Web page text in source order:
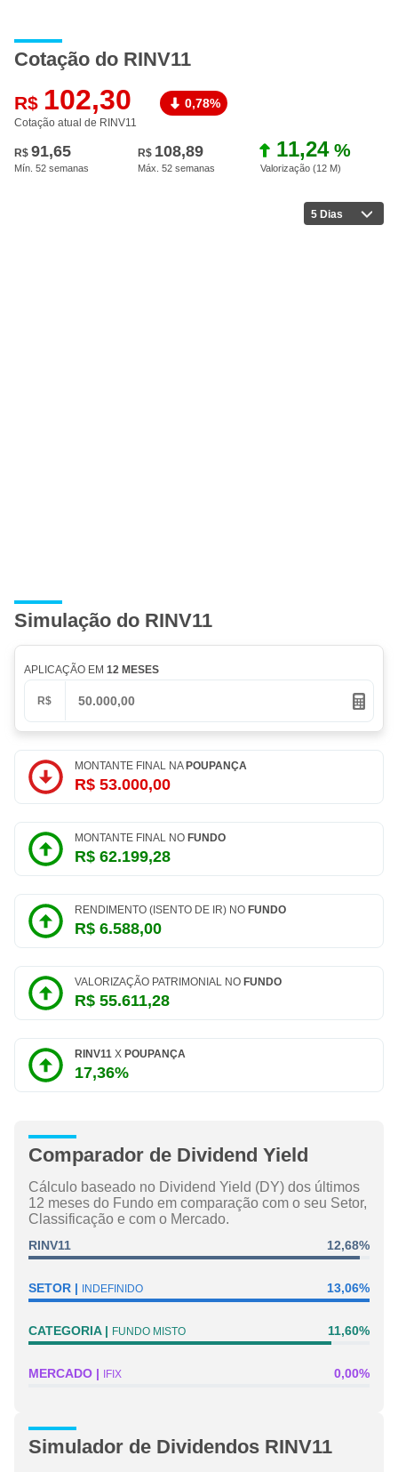
Cotação do RINV11
R$ 102,30
Cotação atual de RINV11
0,78%
R$ 91,65
Mín. 52 semanas
R$ 108,89
Máx. 52 semanas
11,24%
Valorização (12 M)
5 Dias
Simulação do RINV11
APLICAÇÃO EM 12 MESES
R$
MONTANTE FINAL NA POUPANÇA
R$ 53.000,00
MONTANTE FINAL NO FUNDO
R$ 62.199,28
RENDIMENTO (ISENTO DE IR) NO FUNDO
R$ 6.588,00
VALORIZAÇÃO PATRIMONIAL NO FUNDO
R$ 55.611,28
RINV11 X POUPANÇA
17,36%
Comparador de Dividend Yield
Cálculo baseado no Dividend Yield (DY) dos últimos
12 meses do Fundo em comparação com o seu Setor,
Classificação e com o Mercado.
RINV11 12,68%
SETOR INDEFINIDO 13,06%
CATEGORIA FUNDO MISTO 11,60%
MERCADO IFIX 0,00%
Simulador de Dividendos RINV11